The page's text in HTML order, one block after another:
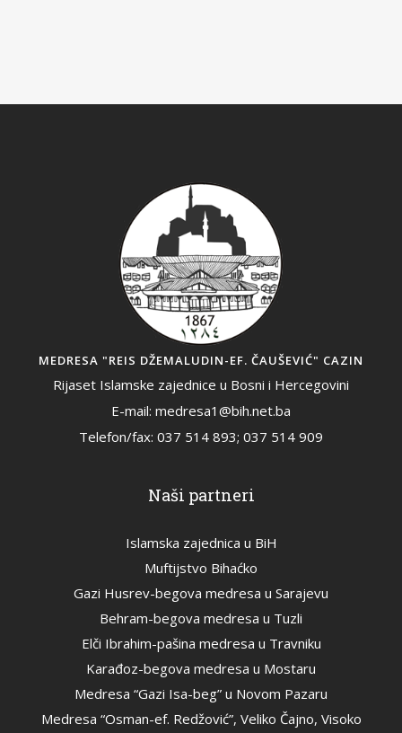
MEDRESA "REIS DŽEMALUDIN-EF. ČAUŠEVIĆ" CAZIN
Rijaset Islamske zajednice u Bosni i Hercegovini
E-mail: medresa1@bih.net.ba
Telefon/fax: 037 514 893; 037 514 909
Naši partneri
Islamska zajednica u BiH
Muftijstvo Bihaćko
Gazi Husrev-begova medresa u Sarajevu
Behram-begova medresa u Tuzli
Elči Ibrahim-pašina medresa u Travniku
Karađoz-begova medresa u Mostaru
Medresa “Gazi Isa-beg” u Novom Pazaru
Medresa “Osman-ef. Redžović”, Veliko Čajno, Visoko